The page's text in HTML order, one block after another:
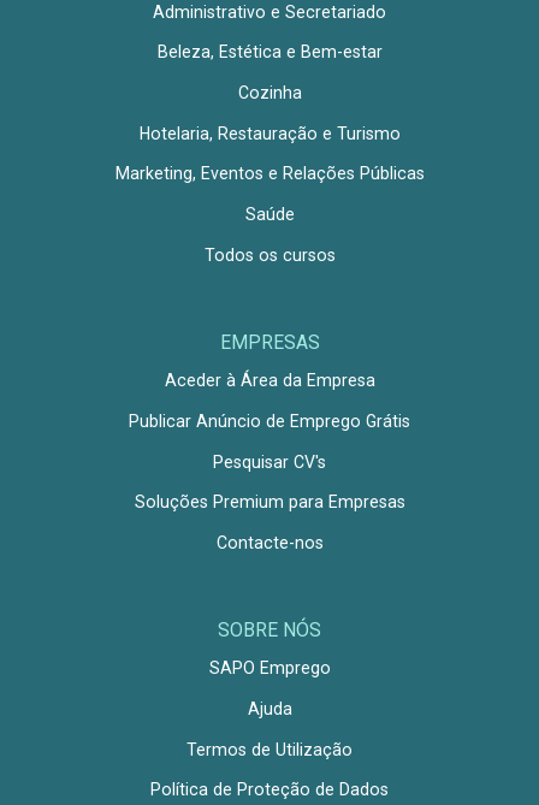
Administrativo e Secretariado
Beleza, Estética e Bem-estar
Cozinha
Hotelaria, Restauração e Turismo
Marketing, Eventos e Relações Públicas
Saúde
Todos os cursos
EMPRESAS
Aceder à Área da Empresa
Publicar Anúncio de Emprego Grátis
Pesquisar CV's
Soluções Premium para Empresas
Contacte-nos
SOBRE NÓS
SAPO Emprego
Ajuda
Termos de Utilização
Política de Proteção de Dados